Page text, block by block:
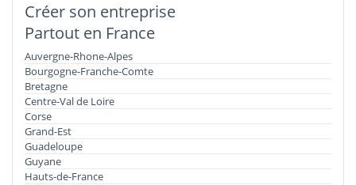
Créer son entreprise
Partout en France
Auvergne-Rhone-Alpes
Bourgogne-Franche-Comte
Bretagne
Centre-Val de Loire
Corse
Grand-Est
Guadeloupe
Guyane
Hauts-de-France